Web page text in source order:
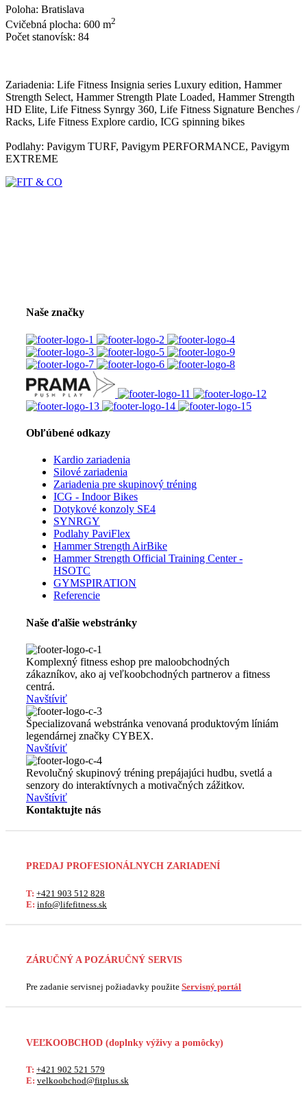
Poloha: Bratislava
Cvičebná plocha: 600 m2
Počet stanovísk: 84
Zariadenia: Life Fitness Insignia series Luxury edition, Hammer
Strength Select, Hammer Strength Plate Loaded, Hammer Strength
HD Elite, Life Fitness Synrgy 360, Life Fitness Signature Benches /
Racks, Life Fitness Explore cardio, ICG spinning bikes
Podlahy: Pavigym TURF, Pavigym PERFORMANCE, Pavigym
EXTREME
Naše značky
Obľúbené odkazy
Kardio zariadenia
Silové zariadenia
Zariadenia pre skupinový tréning
ICG - Indoor Bikes
Dotykové konzoly SE4
SYNRGY
Podlahy PaviFlex
Hammer Strength AirBike
Hammer Strength Official Training Center -
HSOTC
GYMSPIRATION
Referencie
Naše ďalšie webstránky
Komplexný fitness eshop pre maloobchodných
zákazníkov, ako aj veľkoobchodných partnerov a fitness
centrá.
Navštíviť
Špecializovaná webstránka venovaná produktovým líniám
legendárnej značky CYBEX.
Navštíviť
Revolučný skupinový tréning prepájajúci hudbu, svetlá a
senzory do interaktívnych a motivačných zážitkov.
Navštíviť
Kontaktujte nás
PREDAJ PROFESIONÁLNYCH ZARIADENÍ
T: +421 903 512 828
E: info@lifefitness.sk
ZÁRUČNÝ A POZÁRUČNÝ SERVIS
Pre zadanie servisnej požiadavky použite Servisný portál
VEĽKOOBCHOD (doplnky výživy a pomôcky)
T: +421 902 521 579
E: velkoobchod@fitplus.sk